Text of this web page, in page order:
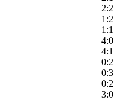
2:2
1:2
1:1
4:0
4:1
0:2
0:3
0:2
3:0